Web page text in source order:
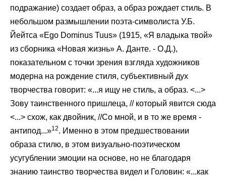
подражание) создает образ, а образ рождает стиль. В
небольшом размышлении поэта-символиста У.Б.
Йейтса «Ego Dominus Tuus» (1915, «Я владыка твой»
из сборника «Новая жизнь» А. Данте. - О.Д.),
показательном с точки зрения взгляда художников
модерна на рождение стиля, субъективный дух
творчества говорит: «...я ищу не стиль, а образ. <...>
Зову таинственного пришлеца, // который явится сюда
<...> схож, как двойник, //Со мной, и в то же время -
антипод...»12. Именно в этом предшествовании
образа стилю, в этом визуально-поэтическом
усугублении эмоции на основе, но не благодаря
знанию таинство творчества видел и Головин: «...как